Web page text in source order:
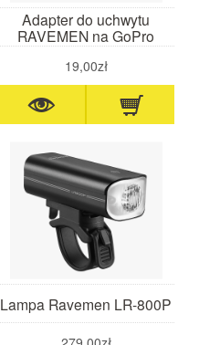
Adapter do uchwytu
RAVEMEN na GoPro
19,00zł
Lampa Ravemen LR-800P